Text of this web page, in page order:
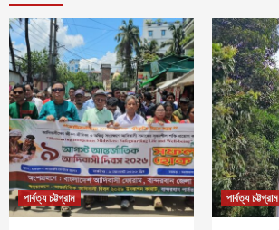
পার্বত্য চট্টগ্রাম পার্বত্য চট্টগ্রাম